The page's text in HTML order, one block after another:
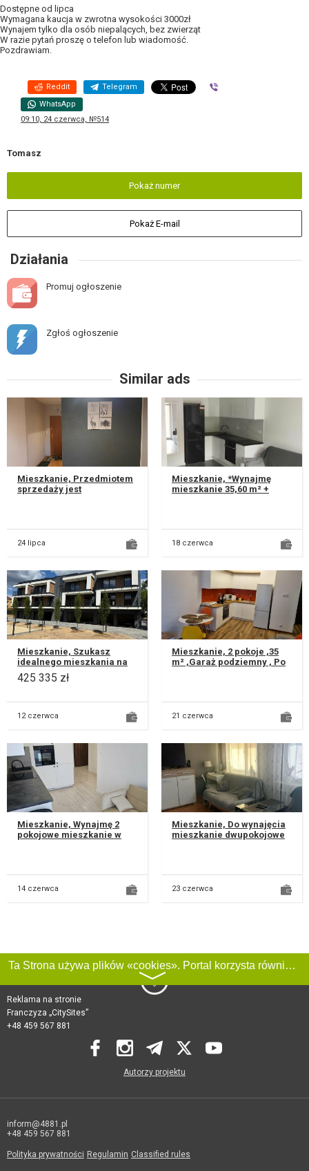
Dostępne od lipca
Wymagana kaucja w zwrotna wysokości 3000zł
Wynajem tylko dla osób niepalących, bez zwierząt
W razie pytań proszę o telefon lub wiadomość.
Pozdrawiam.
Reddit Telegram
WhatsApp
09:10, 24 czerwca, №514
Tomasz
Pokaż numer
Pokaż E-mail
Działania
Promuj ogłoszenie
Zgłoś ogłoszenie
Similar ads
Mieszkanie, Przedmiotem
sprzedaży jest
24 lipca
Mieszkanie, *Wynajmę
mieszkanie 35,60 m² +
18 czerwca
Mieszkanie, Szukasz
idealnego mieszkania na
start lub pod inwestycję?
Mamy dla Ciebie wyjątkową
425 335 zł
12 czerwca
Mieszkanie, 2 pokoje ,35
m² ,Garaż podziemny , Po
21 czerwca
Mieszkanie, Wynajmę 2
pokojowe mieszkanie w
14 czerwca
Mieszkanie, Do wynajęcia
mieszkanie dwupokojowe
23 czerwca
Ta Strona używa plików «cookies». Portal korzysta również z serwisu internetowego do zbierania danych technicznych o odwiedzających w celu uzyskania informacji marketingowych i statystycznych. Warunki przetwarzania danych odwiedzających Stronę, patrz:
〉
Reklama na stronie
Franczyza „CitySites”
+48 459 567 881
Autorzy projektu
inform@4881.pl
+48 459 567 881
Polityka prywatności Regulamin Classified rules